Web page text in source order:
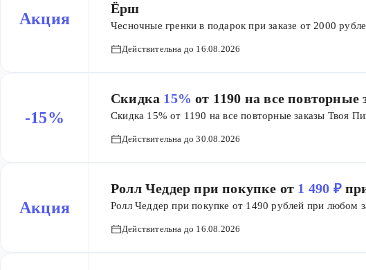
Акция
Ёрш
Чесночные гренки в подарок при заказе от 2000
Действительна до 16.08.2026
-15%
Скидка 15%от 1190 на все
Скидка 15% от 1190 на все повторные заказы Твоя
Действительна до 30.08.2026
Акция
Ролл Чеддер при покупке от 1 490 ₽
Ролл Чеддер при покупке от 1490 рублей при любом
Действительна до 16.08.2026